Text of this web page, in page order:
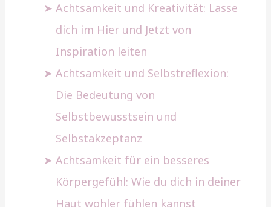
Achtsamkeit und Kreativität: Lasse
dich im Hier und Jetzt von
Inspiration leiten
Achtsamkeit und Selbstreflexion:
Die Bedeutung von
Selbstbewusstsein und
Selbstakzeptanz
Achtsamkeit für ein besseres
Körpergefühl: Wie du dich in deiner
Haut wohler fühlen kannst